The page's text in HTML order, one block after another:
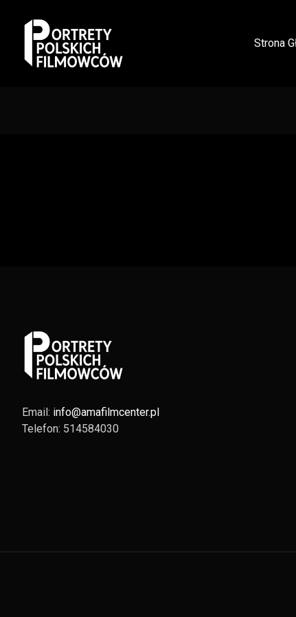
Strona
Email: info@amafilmcenter.pl
Telefon: 514584030